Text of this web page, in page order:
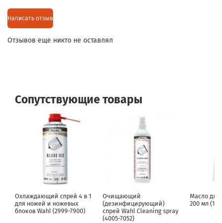
Написать отзыв
Отзывов еще никто не оставлял
Сопутствующие товары
Охлаждающий спрей 4 в 1
для ножей и ножевых
блоков Wahl (2999-7900)
Очищающий
(дезинфицирующий)
спрей Wahl Cleaning spray
(4005-7052)
Масло для
200 мл